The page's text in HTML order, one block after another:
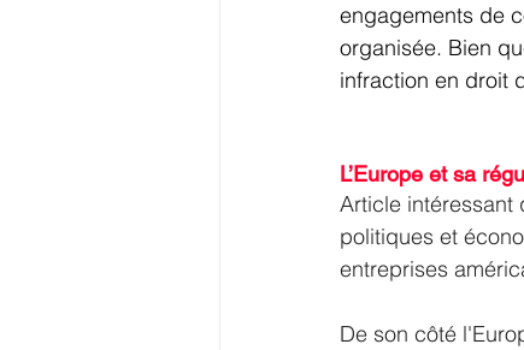
engagements de
organisée. Bien
infraction en droit
L’Europe et sa
Article intéressant
politiques et
entreprises
De son côté